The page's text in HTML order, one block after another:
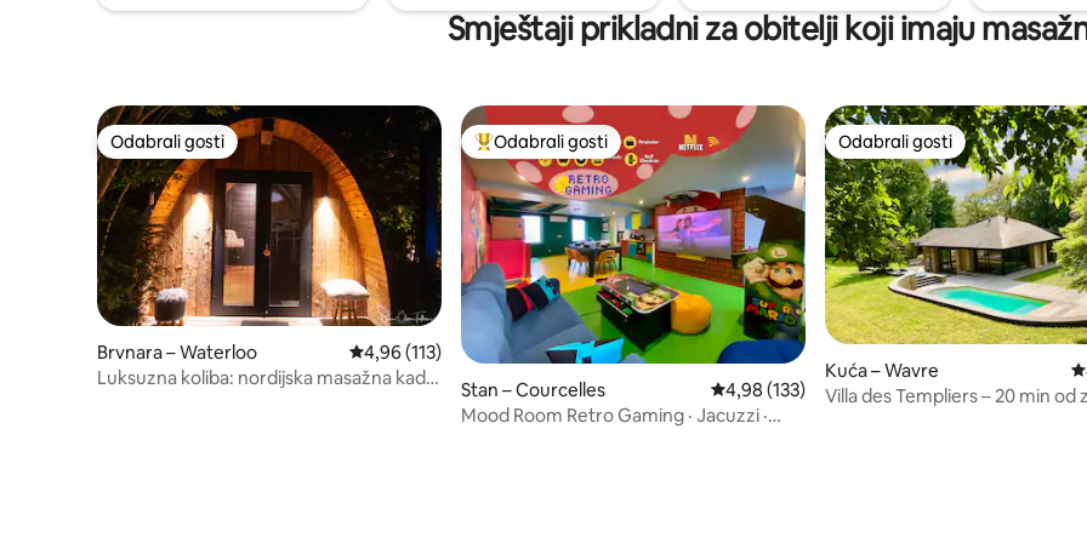
Smještaji prikladni za obitelji koji imaju
Odabrali gosti
Odabrali gosti
Brvnara – Waterloo Prosječna ocjena: 4,96/5, recenzija: 113
4,96 (113)
Luksuzna koliba: nordijska masažna kada
Među najviše rangiranima s oznakom „Odabrali gosti”
Odabrali gosti
Stan – Courcelles Prosječna ocjena: 4,98/5, recenzija: 133
4,98 (133)
Mood Room Retro Gaming · Jacuzzi ·
Odabrali gosti
Odabrali gosti
Kuća – Wavre
Villa des Templiers – 20 min od